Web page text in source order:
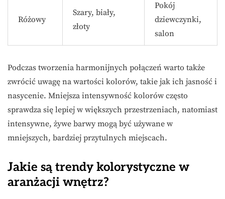
Różowy
Szary, biały,
złoty
Pokój
dziewczynki,
salon
Podczas tworzenia harmonijnych połączeń warto także
zwrócić uwagę na wartości kolorów, takie jak ich jasność i
nasycenie. Mniejsza intensywność kolorów często
sprawdza się lepiej w większych przestrzeniach, natomiast
intensywne, żywe barwy mogą być używane w
mniejszych, bardziej przytulnych miejscach.
Jakie są trendy kolorystyczne w
aranżacji wnętrz?